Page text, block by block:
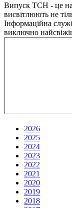
Випуск ТСН - це
висвітлюють не
Інформаційна
виключно
2026
2025
2024
2023
2022
2021
2020
2019
2018